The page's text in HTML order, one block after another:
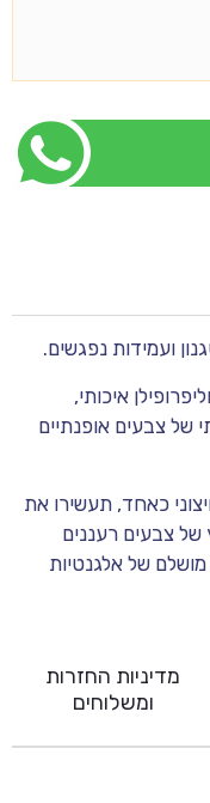
ועמידות נפגשים.
איכותי,
של צבעים אופנתיים
כאחד, תעשירו את
צבעים רעננים
מושלם של אלגנטיות
מדיניות החזרות
ומשלוחים